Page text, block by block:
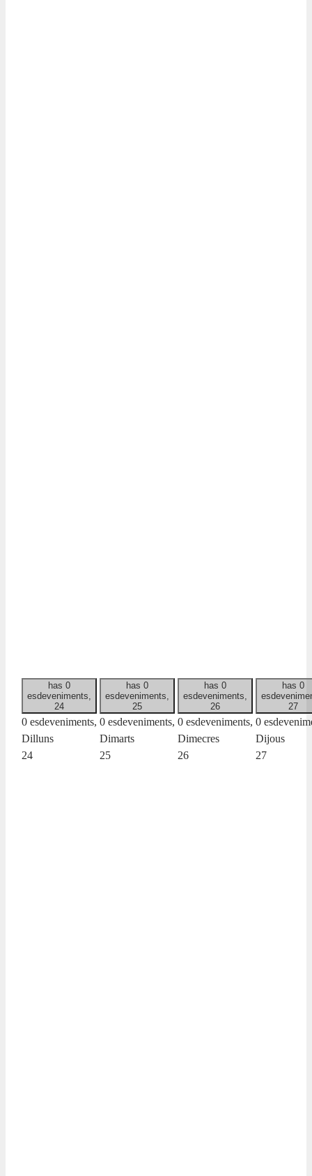
has 0
esdeveniments,
24
0 esdeveniments,
Dilluns
24
has 0
esdeveniments,
25
0 esdeveniments,
Dimarts
25
has 0
esdeveniments,
26
0 esdeveniments,
Dimecres
26
has 0
27
0
Dijous
27